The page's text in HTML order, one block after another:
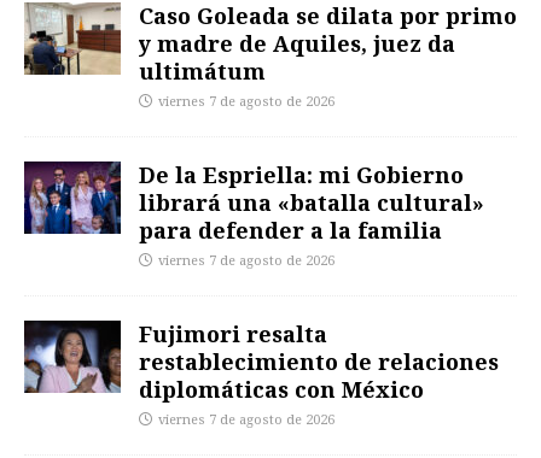
Caso Goleada se dilata por primo
y madre de Aquiles, juez da
ultimátum
viernes 7 de agosto de 2026
De la Espriella: mi Gobierno
librará una «batalla cultural»
para defender a la familia
viernes 7 de agosto de 2026
Fujimori resalta
restablecimiento de relaciones
diplomáticas con México
viernes 7 de agosto de 2026